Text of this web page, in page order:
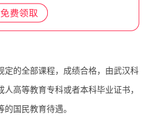
定的全部课程，成绩合格，由武汉科
高等教育专科或者本科毕业证书，
国民教育待遇。